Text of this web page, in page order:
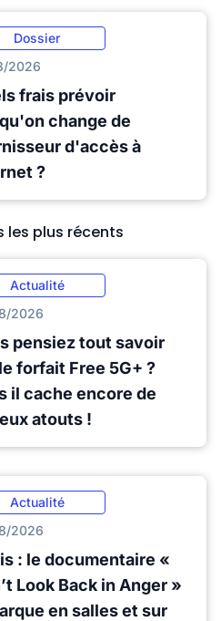
Dossier
2026
frais prévoir
change de
d'accès à
?
les plus récents
Actualité
2026
pensiez tout savoir
forfait Free 5G+ ?
il cache encore de
atouts !
Actualité
2026
: le documentaire «
Look Back in Anger »
en salles et sur